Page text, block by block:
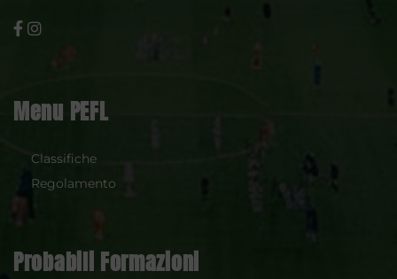
Menu PEFL
Classifiche
Regolamento
Probabili Formazioni